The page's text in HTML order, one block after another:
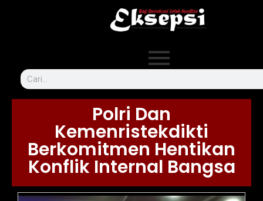
Polri Dan
Kemenristekdikti
Berkomitmen Hentikan
Konflik Internal Bangsa